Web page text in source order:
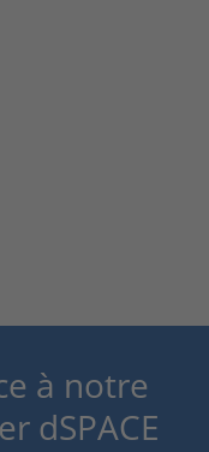
à notre
dSPACE